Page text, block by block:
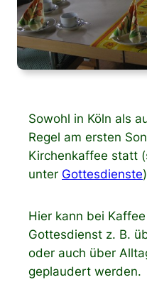
Sowohl in Köln als
Regel am ersten
Kirchenkaffee statt
unter Gottesdienste
Hier kann bei
Gottesdienst z. B.
oder auch über
geplaudert werden.